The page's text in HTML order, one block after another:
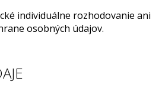
individuálne rozhodovanie ani
osobných údajov.